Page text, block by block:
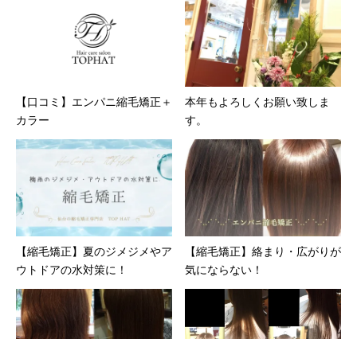
【口コミ】エンパニ縮毛矯正＋
カラー
本年もよろしくお願い致しま
す。
【縮毛矯正】夏のジメジメやア
ウトドアの水対策に！
【縮毛矯正】絡まり・広がりが
気にならない！